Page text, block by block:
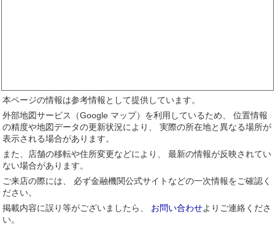
本ページの情報は参考情報として提供しています。
外部地図サービス（Google マップ）を利用しているため、 位置情報
の精度や地図データの更新状況により、 実際の所在地と異なる場所が
表示される場合があります。
また、店舗の移転や住所変更などにより、 最新の情報が反映されてい
ない場合があります。
ご来店の際には、 必ず金融機関公式サイトなどの一次情報をご確認く
ださい。
掲載内容に誤り等がございましたら、 お問い合わせよりご連絡くださ
い。